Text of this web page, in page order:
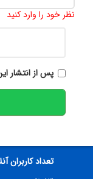
نظر خود را وارد کنید
پس از انتشار
تعداد کاربران